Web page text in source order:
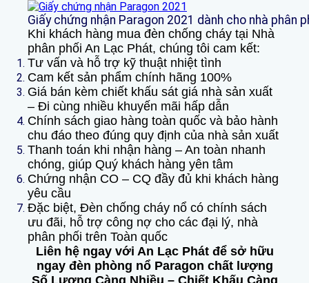
Giấy chứng nhận Paragon 2021 dành cho nhà phân
Khi khách hàng mua đèn chống cháy tại Nhà
phân phối An Lạc Phát, chúng tôi cam kết:
Tư vấn và hỗ trợ kỹ thuật nhiệt tình
Cam kết sản phẩm chính hãng 100%
Giá bán kèm chiết khấu sát giá nhà sản xuất
– Đi cùng nhiều khuyến mãi hấp dẫn
Chính sách giao hàng toàn quốc và bảo hành
chu đáo theo đúng quy định của nhà sản xuất
Thanh toán khi nhận hàng – An toàn nhanh
chóng, giúp Quý khách hàng yên tâm
Chứng nhận CO – CQ đầy đủ khi khách hàng
yêu cầu
Đặc biệt, Đèn chống cháy nổ có chính sách
ưu đãi, hỗ trợ công nợ cho các đại lý, nhà
phân phối trên Toàn quốc
Liên hệ ngay với An Lạc Phát để sở hữu
ngay đèn phòng nổ Paragon chất lượng
Số Lượng Càng Nhiều – Chiết Khấu Càng